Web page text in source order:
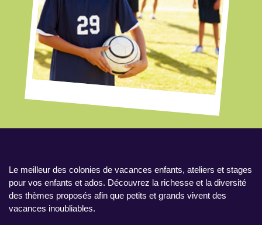
Le meilleur des colonies de vacances enfants, ateliers et stages
pour vos enfants et ados. Découvrez la richesse et la diversité
des thèmes proposés afin que petits et grands vivent des
vacances inoubliables.